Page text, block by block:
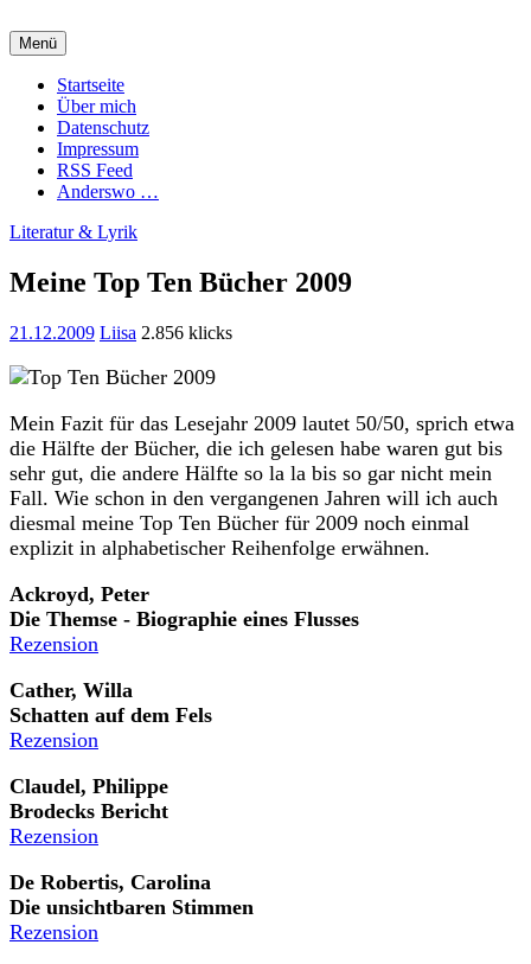
Inhalt
springen
Charming Quark
Menü
Startseite
Über mich
Datenschutz
Impressum
RSS Feed
Anderswo …
Literatur & Lyrik
Meine Top Ten Bücher 2009
21.12.2009 Liisa 2.856 klicks
Mein Fazit für das Lesejahr 2009 lautet 50/50, sprich etwa
die Hälfte der Bücher, die ich gelesen habe waren gut bis
sehr gut, die andere Hälfte so la la bis so gar nicht mein
Fall. Wie schon in den vergangenen Jahren will ich auch
diesmal meine Top Ten Bücher für 2009 noch einmal
explizit in alphabetischer Reihenfolge erwähnen.
Ackroyd, Peter
Die Themse - Biographie eines Flusses
Rezension
Cather, Willa
Schatten auf dem Fels
Rezension
Claudel, Philippe
Brodecks Bericht
Rezension
De Robertis, Carolina
Die unsichtbaren Stimmen
Rezension